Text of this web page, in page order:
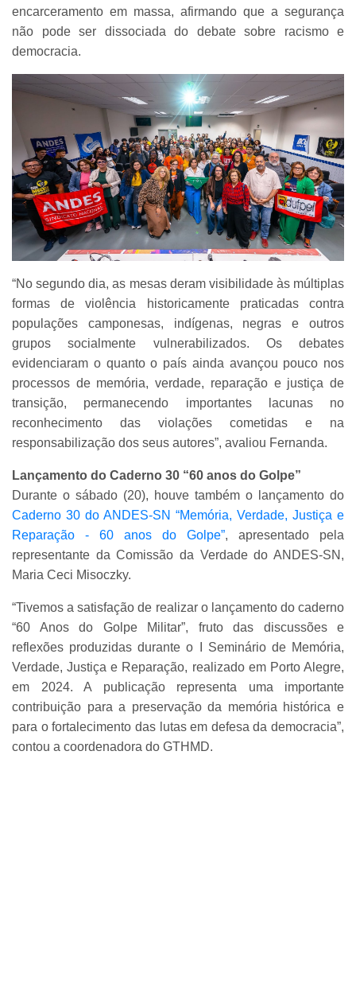
encarceramento em massa, afirmando que a segurança
não pode ser dissociada do debate sobre racismo e
democracia.
“No segundo dia, as mesas deram visibilidade às múltiplas
formas de violência historicamente praticadas contra
populações camponesas, indígenas, negras e outros
grupos socialmente vulnerabilizados. Os debates
evidenciaram o quanto o país ainda avançou pouco nos
processos de memória, verdade, reparação e justiça de
transição, permanecendo importantes lacunas no
reconhecimento das violações cometidas e na
responsabilização dos seus autores”, avaliou Fernanda.
Lançamento do Caderno 30 “60 anos do Golpe”
Durante o sábado (20), houve também o lançamento do
Caderno 30 do ANDES-SN “Memória, Verdade, Justiça e
Reparação - 60 anos do Golpe”, apresentado pela
representante da Comissão da Verdade do ANDES-SN,
Maria Ceci Misoczky.
“Tivemos a satisfação de realizar o lançamento do caderno
“60 Anos do Golpe Militar”, fruto das discussões e
reflexões produzidas durante o I Seminário de Memória,
Verdade, Justiça e Reparação, realizado em Porto Alegre,
em 2024. A publicação representa uma importante
contribuição para a preservação da memória histórica e
para o fortalecimento das lutas em defesa da democracia”,
contou a coordenadora do GTHMD.